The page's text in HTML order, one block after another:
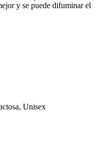
y se puede difuminar el
Unisex